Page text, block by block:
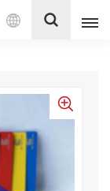
بالعربية